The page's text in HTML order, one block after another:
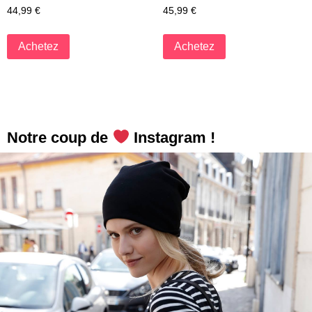
44,99 €
Achetez
45,99 €
Achetez
Notre coup de Instagram !